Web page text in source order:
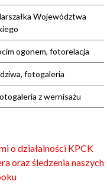
Województwa
ogonem, fotorelacja
fotogaleria
z wernisażu
o działalności KPCK
oraz śledzenia naszych